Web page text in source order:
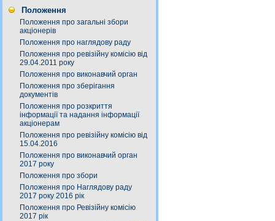
Положення
Положення про загальні збори
акціонерів
Положення про наглядову раду
Положення про ревізійну комісію від
29.04.2011 року
Положення про виконавчий орган
Положення про зберігання
документів
Положення про розкриття
інформації та надання інформації
акціонерам
Положення про ревізійну комісію від
15.04.2016
Положення про виконавчий орган
2017 року
Положення про збори
Положення про Наглядову раду
2017 року 2016 рік
Положення про Ревізійну комісію
2017 рік